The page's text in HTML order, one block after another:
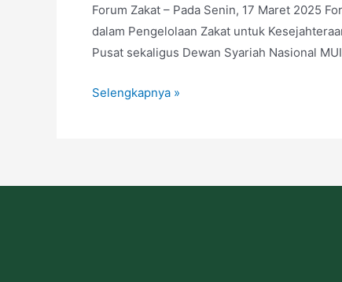
Forum Zakat – Pada Senin, 17 Maret 2025
dalam Pengelolaan Zakat untuk
Pusat sekaligus Dewan Syariah Nasional
Selengkapnya »